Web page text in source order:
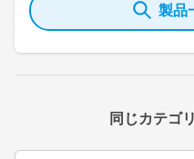
製品
同じカテゴ